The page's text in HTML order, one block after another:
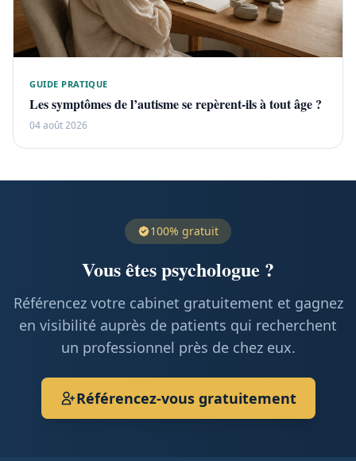
GUIDE PRATIQUE
Les symptômes de l’autisme se repèrent-ils à tout âge ?
04 août 2026
100% gratuit
Vous êtes psychologue ?
Référencez votre cabinet gratuitement et gagnez
en visibilité auprès de patients qui recherchent
un professionnel près de chez eux.
Référencez-vous gratuitement